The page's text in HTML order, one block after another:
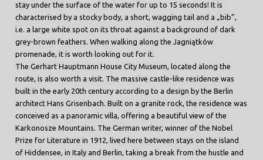
stay under the surface of the water for up to 15 seconds! It is
characterised by a stocky body, a short, wagging tail and a „bib”,
i.e. a large white spot on its throat against a background of dark
grey-brown feathers. When walking along the Jagniątków
promenade, it is worth looking out for it.
The Gerhart Hauptmann House City Museum, located along the
route, is also worth a visit. The massive castle-like residence was
built in the early 20th century according to a design by the Berlin
architect Hans Grisenbach. Built on a granite rock, the residence was
conceived as a panoramic villa, offering a beautiful view of the
Karkonosze Mountains. The German writer, winner of the Nobel
Prize for Literature in 1912, lived here between stays on the island
of Hiddensee, in Italy and Berlin, taking a break from the hustle and